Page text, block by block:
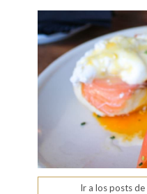
Ir a los posts de